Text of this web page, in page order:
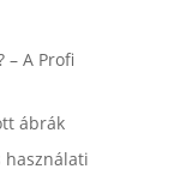
– A Profi
ábrák